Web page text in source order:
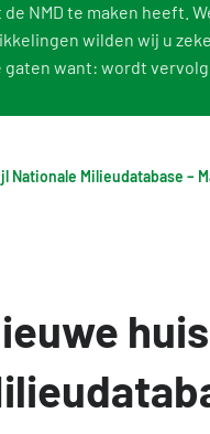
NMD te maken heeft.
wilden wij u
gaten want: wordt